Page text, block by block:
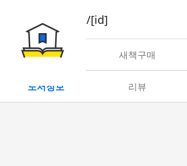
book/rent/[id]
대여 새책구매
도서정보 리뷰